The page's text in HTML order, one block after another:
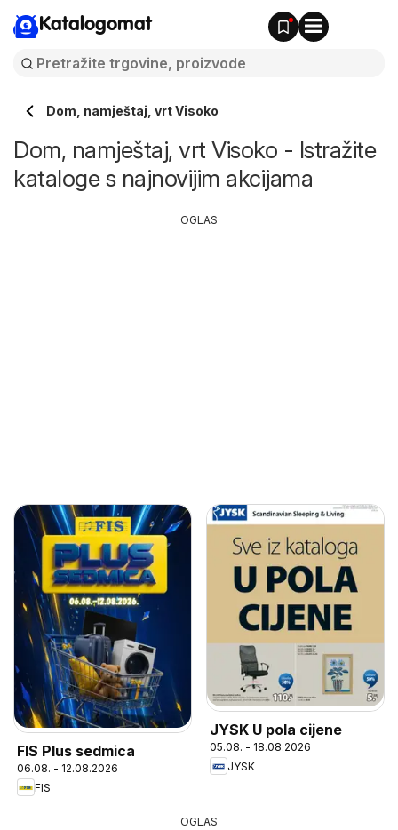
Katalogomat
Dom, namještaj, vrt Visoko
Dom, namještaj, vrt Visoko - Istražite
kataloge s najnovijim akcijama
FIS Plus sedmica
06.08. - 12.08.2026
FIS
JYSK U pola cijene
05.08. - 18.08.2026
JYSK
OGLAS
OGLAS